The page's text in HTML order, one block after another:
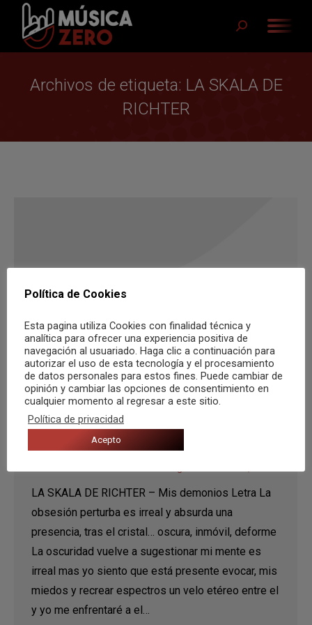
Buscar:
Archivos de etiqueta: LA SKALA DE
RICHTER
Tema Recomendado de la Semana: LA
SKALA DE RICHTER – Mis demonios
LA SKALA DE RICHTER – Mis demonios Letra La
obsesión perturba es irreal y absurda una
presencia, tras el cristal… oscura, inmóvil, deforme
La oscuridad vuelve a sugestionar mi mente es
irreal mas yo siento que está presente evocar, mis
miedos y recrear espectros un velo etéreo entre el
y yo me enfrentaré a el…
Política de Cookies
Esta pagina utiliza Cookies con finalidad técnica y
analítica para ofrecer una experiencia positiva de
navegación al usuariado. Haga clic a continuación para
autorizar el uso de esta tecnología y el procesamiento
de datos personales para estos fines. Puede cambiar de
opinión y cambiar las opciones de consentimiento en
cualquier momento al regresar a este sitio.
Política de privacidad
Acepto